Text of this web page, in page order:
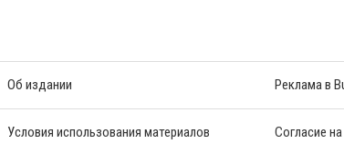
Об издании Реклама в
Условия использования материалов Согласие